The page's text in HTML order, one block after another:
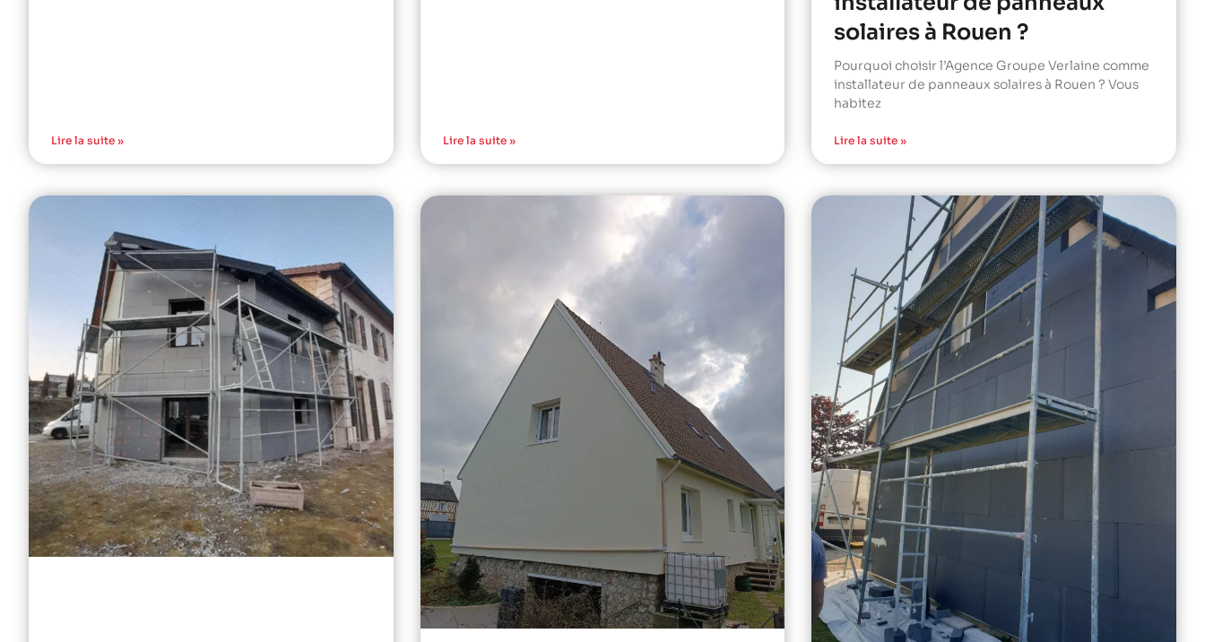
Lire la suite » Lire la suite »
solaires à Rouen ?
Pourquoi choisir l’Agence Groupe Verlaine comme
installateur de panneaux solaires à Rouen ? Vous
habitez
Lire la suite »